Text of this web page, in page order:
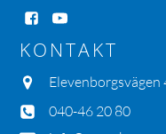
KONTAKT
Elevenborgsvägen
040-46 20 80